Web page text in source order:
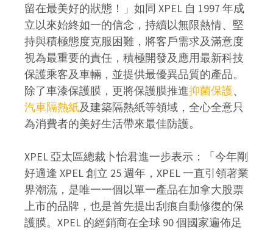
留在最美好的狀態！」如同 XPEL 自 1997 年成
立以來始終如一的信念，持續以無限熱情、堅
持與積極態度克服困難，將客戶需求及滿意度
視為最重要的責任，積極開發及應用最新科技
保護乘客及車輛，並提供最優異品質的產品。
除了車漆保護膜，更將保護膜推進抑菌保護、
汽車隔熱紙及建築隔熱紙等領域，全心全意只
為消費者的美好生活帶來最佳防護。
XPEL 亞太區總裁卜怡君進一步表示：「今年剛
好適逢 XPEL 創立 25 週年，XPEL 一直引領著業
界潮流，是唯一一個以單一產品在加拿大股票
上市的品牌，也是首先提出刮痕自動修復的保
護膜。XPEL 的經銷商在全球 90 個國家遍佈足